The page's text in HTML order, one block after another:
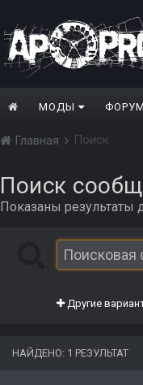
МОДЫ ФОРУМ
Главная Поиск
Поиск
Показаны результаты
Другие
НАЙДЕНО: 1 РЕЗУЛЬТАТ